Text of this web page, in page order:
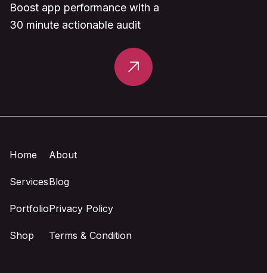
Boost app performance with a
30 minute actionable audit
Home
Services
Portfolio
Shop
About
Blog
Privacy Policy
Terms & Condition